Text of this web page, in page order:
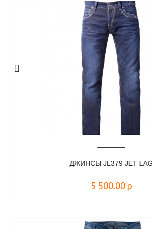
ДЖИНСЫ JL379 JET LAG
5 500.00 р